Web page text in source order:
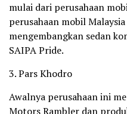
mulai dari perusahaan
perusahaan mobil
mengembangkan sedan
SAIPA Pride.
3. Pars Khodro
Awalnya perusahaan ini
Motors Rambler dan